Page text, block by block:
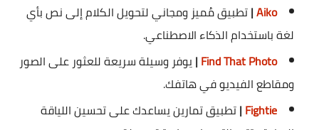
Aiko
|تطبيق مُميز ومجاني لتحويل الكلام إلى نص بأي
لغة باستخدام الذكاء الاصطناعي.
Find That Photo
| يوفر وسيلة سريعة للعثور على الصور
ومقاطع الفيديو في هاتفك.
Fightie
|تطبيق تمارين يساعدك على تحسين اللياقة